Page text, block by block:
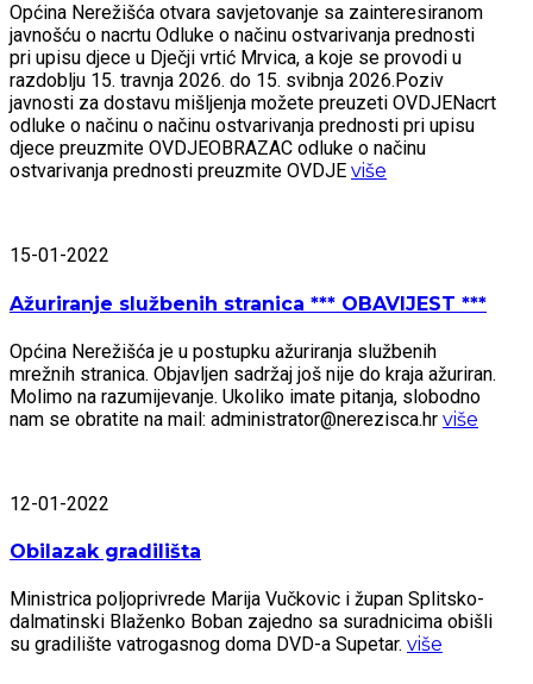
Općina Nerežišća otvara savjetovanje sa zainteresiranom
javnošću o nacrtu Odluke o načinu ostvarivanja prednosti
pri upisu djece u Dječji vrtić Mrvica, a koje se provodi u
razdoblju 15. travnja 2026. do 15. svibnja 2026.Poziv
javnosti za dostavu mišljenja možete preuzeti OVDJENacrt
odluke o načinu o načinu ostvarivanja prednosti pri upisu
djece preuzmite OVDJEOBRAZAC odluke o načinu
ostvarivanja prednosti preuzmite OVDJE više
15-01-2022
Ažuriranje službenih stranica *** OBAVIJEST ***
Općina Nerežišća je u postupku ažuriranja službenih
mrežnih stranica. Objavljen sadržaj još nije do kraja ažuriran.
Molimo na razumijevanje. Ukoliko imate pitanja, slobodno
nam se obratite na mail: administrator@nerezisca.hr više
12-01-2022
Obilazak gradilišta
Ministrica poljoprivrede Marija Vučkovic i župan Splitsko-
dalmatinski Blaženko Boban zajedno sa suradnicima obišli
su gradilište vatrogasnog doma DVD-a Supetar. više